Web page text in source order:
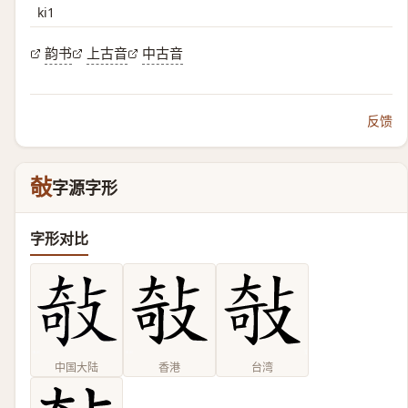
ki1
韵书 上古音 中古音
反馈
敧字源字形
字形对比
中国大陆 香港 台湾